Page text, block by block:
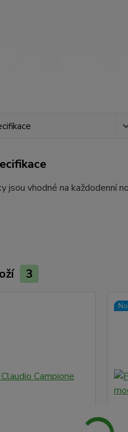
jsou vhodné na každodenní
3